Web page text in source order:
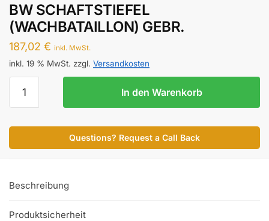
BW SCHAFTSTIEFEL
(WACHBATAILLON) GEBR.
187,02 € inkl. MwSt.
inkl. 19 % MwSt. zzgl. Versandkosten
SCHAFTSTIEFEL
(WACHBATAILLON)
GEBR.
In den Warenkorb
Questions? Request a Call Back
Beschreibung
Produktsicherheit